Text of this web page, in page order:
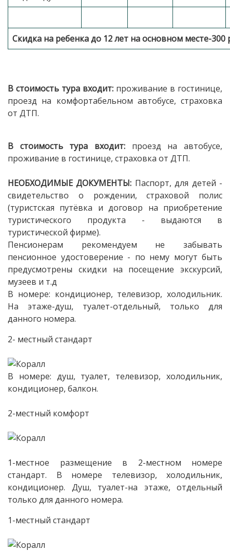
Скидка на ребенка до 12 лет на основном месте-300
В стоимость тура входит: проживание в гостинице,
проезд на комфортабельном автобусе, страховка
от ДТП.
В стоимость тура входит: проезд на автобусе,
проживание в гостинице, страховка от ДТП.
НЕОБХОДИМЫЕ ДОКУМЕНТЫ: Паспорт, для детей -
свидетельство о рождении, страховой полис
(туристская путёвка и договор на приобретение
туристического продукта - выдаются в
туристической фирме).
Пенсионерам рекомендуем не забывать
пенсионное удостоверение - по нему могут быть
предусмотрены скидки на посещение экскурсий,
музеев и т.д
В номере: кондиционер, телевизор, холодильник.
На этаже-душ, туалет-отдельный, только для
данного номера.
2- местный стандарт
В номере: душ, туалет, телевизор, холодильник,
кондиционер, балкон.
2-местный комфорт
1-местное размещение в 2-местном номере
стандарт. В номере телевизор, холодильник,
кондиционер. Душ, туалет-на этаже, отдельный
только для данного номера.
1-местный стандарт